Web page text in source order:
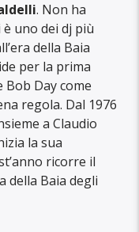
. Non ha
uno dei dj più
della Baia
per la prima
Bob Day come
regola. Dal 1976
a Claudio
la sua
ricorre il
della Baia degli